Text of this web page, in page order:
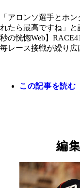
は勝負の年
意欲を見せ
「アロンソ選手とホ
れたら最高ですね」
秒の恍惚Web】
毎レース接戦が繰り広
この記事を読む
編